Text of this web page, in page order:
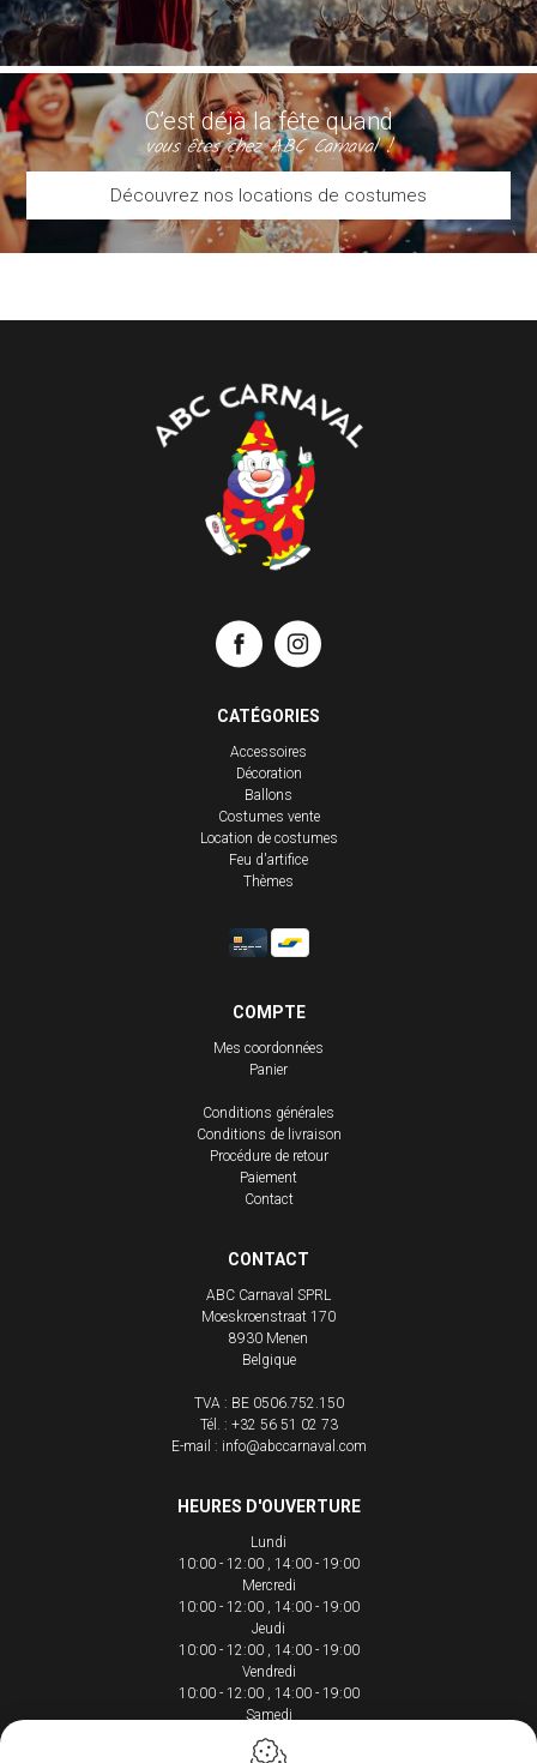
C’est déjà la fête quand
vous êtes chez ABC Carnaval !
Découvrez nos locations de costumes
CATÉGORIES
Accessoires
Décoration
Ballons
Costumes vente
Location de costumes
Feu d'artifice
Thèmes
COMPTE
Mes coordonnées
Panier
Conditions générales
Conditions de livraison
Procédure de retour
Paiement
Contact
CONTACT
ABC Carnaval SPRL
Moeskroenstraat 170
8930 Menen
Belgique
TVA : BE 0506.752.150
Tél. : +32 56 51 02 73
E-mail : info@abccarnaval.com
HEURES D'OUVERTURE
Lundi
10:00 - 12:00
14:00 - 19:00
Mercredi
10:00 - 12:00
14:00 - 19:00
Jeudi
10:00 - 12:00
14:00 - 19:00
Vendredi
10:00 - 12:00
14:00 - 19:00
Samedi
10:00 - 12:00
14:00 - 18:00